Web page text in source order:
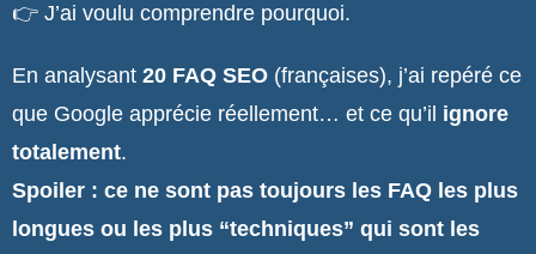
👉 J’ai voulu comprendre pourquoi.
En analysant 20 FAQ SEO (françaises), j’ai repéré ce
que Google apprécie réellement… et ce qu’il ignore
totalement.
Spoiler : ce ne sont pas toujours les FAQ les plus
longues ou les plus “techniques” qui sont les